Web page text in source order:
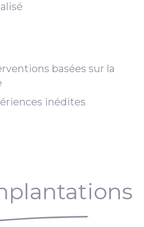
basées sur la
inédites